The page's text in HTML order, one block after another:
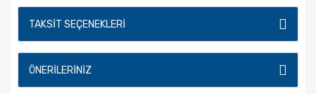
TAKSIT SEÇENEKLERI
ÖNERILERINIZ